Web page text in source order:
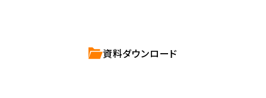
資料ダウンロード